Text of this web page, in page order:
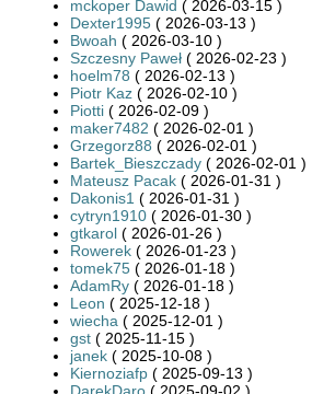
mckoper Dawid ( 2026-03-15 )
Dexter1995 ( 2026-03-13 )
Bwoah ( 2026-03-10 )
Szczesny Paweł ( 2026-02-23 )
hoelm78 ( 2026-02-13 )
Piotr Kaz ( 2026-02-10 )
Piotti ( 2026-02-09 )
maker7482 ( 2026-02-01 )
Grzegorz88 ( 2026-02-01 )
Bartek_Bieszczady ( 2026-02-01 )
Mateusz Pacak ( 2026-01-31 )
Dakonis1 ( 2026-01-31 )
cytryn1910 ( 2026-01-30 )
gtkarol ( 2026-01-26 )
Rowerek ( 2026-01-23 )
tomek75 ( 2026-01-18 )
AdamRy ( 2026-01-18 )
Leon ( 2025-12-18 )
wiecha ( 2025-12-01 )
gst ( 2025-11-15 )
janek ( 2025-10-08 )
Kiernoziafp ( 2025-09-13 )
DarekDaro ( 2025-09-02 )